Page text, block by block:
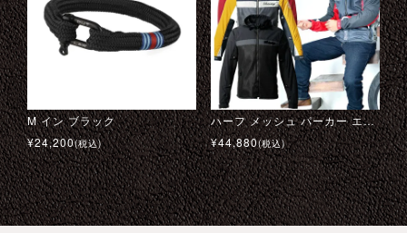
M イン ブラック
¥24,200(税込)
ハーフ メッシュ パーカー エヴォ 24
¥44,880(税込)
トライアルマスター モーターサイクル ブーツ
¥69,300(税込)
H33 メッシュジャケット
¥46,200(税込)
アバルト メッシュ ベースボールキャップ
¥6,600(税込)
ガルフ キャンバス トラベルバッグ ミディアム
¥39,600(税込)
マルティニ レーシング チームジャケット
¥36,300(税込)
オールドレースコレクション #03 Tシャツ
¥15,400(税込)